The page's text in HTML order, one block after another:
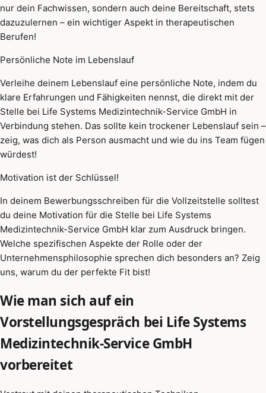
nur dein Fachwissen, sondern auch deine Bereitschaft, stets
dazuzulernen – ein wichtiger Aspekt in therapeutischen
Berufen!
Persönliche Note im Lebenslauf
Verleihe deinem Lebenslauf eine persönliche Note, indem du
klare Erfahrungen und Fähigkeiten nennst, die direkt mit der
Stelle bei Life Systems Medizintechnik-Service GmbH in
Verbindung stehen. Das sollte kein trockener Lebenslauf sein –
zeig, was dich als Person ausmacht und wie du ins Team fügen
würdest!
Motivation ist der Schlüssel!
In deinem Bewerbungsschreiben für die Vollzeitstelle solltest
du deine Motivation für die Stelle bei Life Systems
Medizintechnik-Service GmbH klar zum Ausdruck bringen.
Welche spezifischen Aspekte der Rolle oder der
Unternehmensphilosophie sprechen dich besonders an? Zeig
uns, warum du der perfekte Fit bist!
Wie man sich auf ein
Vorstellungsgespräch bei Life Systems
Medizintechnik-Service GmbH
vorbereitet